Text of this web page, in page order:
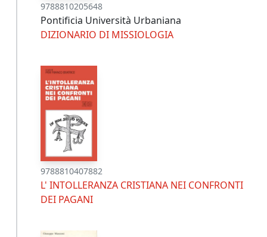
9788810205648
Pontificia Università Urbaniana
DIZIONARIO DI MISSIOLOGIA
9788810407882
L' INTOLLERANZA CRISTIANA NEI CONFRONTI
DEI PAGANI